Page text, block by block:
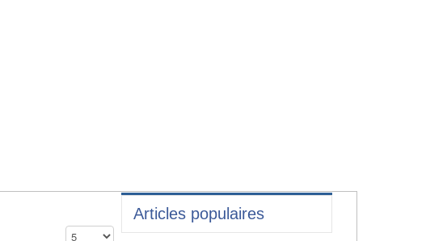
Affichage #
Articles populaires